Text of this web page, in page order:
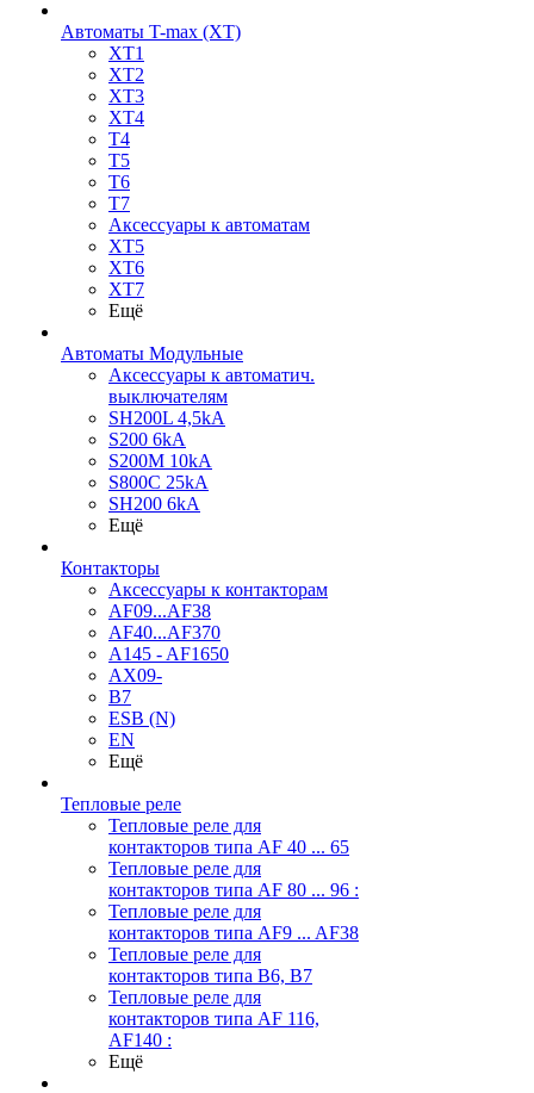
Автоматы T-max (XT)
XT1
XT2
XT3
XT4
T4
T5
T6
T7
Аксессуары к автоматам
XT5
XT6
XT7
Ещё
Автоматы Модульные
Аксессуары к автоматич.
выключателям
SH200L 4,5kA
S200 6kA
S200M 10kA
S800C 25kA
SH200 6kA
Ещё
Контакторы
Аксессуары к контакторам
AF09...AF38
AF40...AF370
A145 - AF1650
AX09-
B7
ESB (N)
EN
Ещё
Тепловые реле
Тепловые реле для
контакторов типа AF 40 ... 65
Тепловые реле для
контакторов типа AF 80 ... 96 :
Тепловые реле для
контакторов типа AF9 ... AF38
Тепловые реле для
контакторов типа В6, В7
Тепловые реле для
контакторов типа AF 116,
AF140 :
Ещё